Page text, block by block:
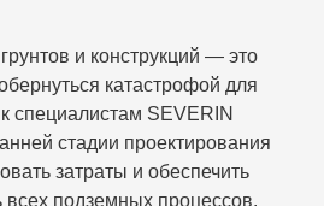
и конструкций — это
катастрофой для
специалистам SEVERIN
стадии проектирования
затраты и обеспечить
всех подземных процессов.